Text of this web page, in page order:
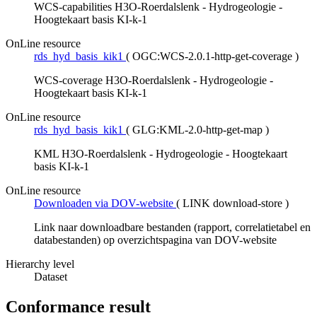
WCS-capabilities H3O-Roerdalslenk - Hydrogeologie -
Hoogtekaart basis KI-k-1
OnLine resource
rds_hyd_basis_kik1 ( OGC:WCS-2.0.1-http-get-coverage )
WCS-coverage H3O-Roerdalslenk - Hydrogeologie -
Hoogtekaart basis KI-k-1
OnLine resource
rds_hyd_basis_kik1 ( GLG:KML-2.0-http-get-map )
KML H3O-Roerdalslenk - Hydrogeologie - Hoogtekaart
basis KI-k-1
OnLine resource
Downloaden via DOV-website ( LINK download-store )
Link naar downloadbare bestanden (rapport, correlatietabel en
databestanden) op overzichtspagina van DOV-website
Hierarchy level
Dataset
Conformance result